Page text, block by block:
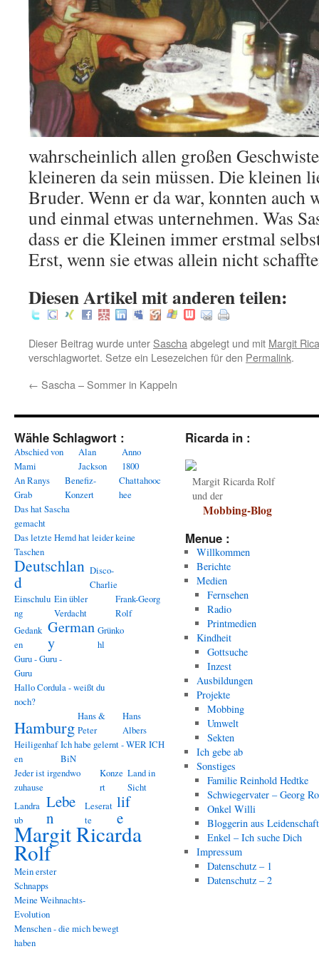
wahrscheinlich allen großen
kleineren da sein müssen. Die kleinen
Bruder. Wenn er da war, konnten auch
und einmal etwas unternehmen. Was
dass er die Kleinen immer erstmal
Erst, wenn sie etwas allein nicht
Diesen Artikel mit anderen teilen:
Dieser Beitrag wurde unter Sascha abgelegt und mit Margit
verschlagwortet. Setze ein Lesezeichen für den Permalink.
← Sascha – Sommer in Kappeln
Wähle Schlagwort :
Abschied von
Mami
Alan
Jackson
Anno
1800
An Ranys
Grab
Benefiz-
Konzert
Chattahooc
hee
Das hat Sascha
gemacht
Das letzte Hemd hat leider keine
Taschen
Deutschlan
d
Disco-
Charlie
Einschulu
ng
Ein übler
Verdacht
Frank-Georg
Rolf
Gedank
en
German
y
Grünko
hl
Guru - Guru -
Guru
Hallo Cordula - weißt du
noch?
Hamburg
Hans &
Peter
Hans
Albers
Heiligenhaf
en
Ich habe gelernt - WER ICH
BiN
Jeder ist irgendwo
zuhause
Konze
rt
Land in
Sicht
Landra
ub
Lebe
n
Leserat
te
lif
e
Margit Ricarda
Rolf
Mein erster
Schnapps
Meine Weihnachts-
Evolution
Menschen - die mich bewegt
haben
Ricarda in :
Margit Ricarda Rolf
und der
Mobbing-Blog
Menue :
Willkommen
Berichte
Medien
Fernsehen
Radio
Printmedien
Kindheit
Gottsuche
Inzest
Ausbildungen
Projekte
Mobbing
Umwelt
Sekten
Ich gebe ab
Sonstiges
Familie Reinhold Hedtke
Schwiegervater – Georg
Onkel Willi
Bloggerin aus Leidenschaft
Enkel – Ich suche Dich
Impressum
Datenschutz – 1
Datenschutz – 2